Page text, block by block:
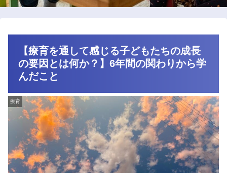
【療育を通して感じる子どもたちの成長
の要因とは何か？】6年間の関わりから学
んだこと
療育